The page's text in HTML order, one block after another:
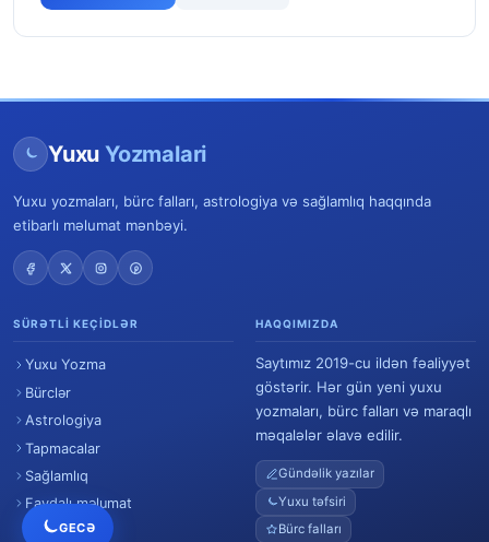
GECƏ
Yuxu Yozmalari
Yuxu yozmaları, bürc falları, astrologiya və sağlamlıq haqqında
etibarlı məlumat mənbəyi.
SÜRƏTLI KEÇIDLƏR
Yuxu Yozma
Bürclər
Astrologiya
Tapmacalar
Sağlamlıq
Faydalı məlumat
HAQQIMIZDA
Saytımız 2019-cu ildən fəaliyyət
göstərir. Hər gün yeni yuxu
yozmaları, bürc falları və maraqlı
məqalələr əlavə edilir.
Gündəlik yazılar
Yuxu təfsiri
Bürc falları